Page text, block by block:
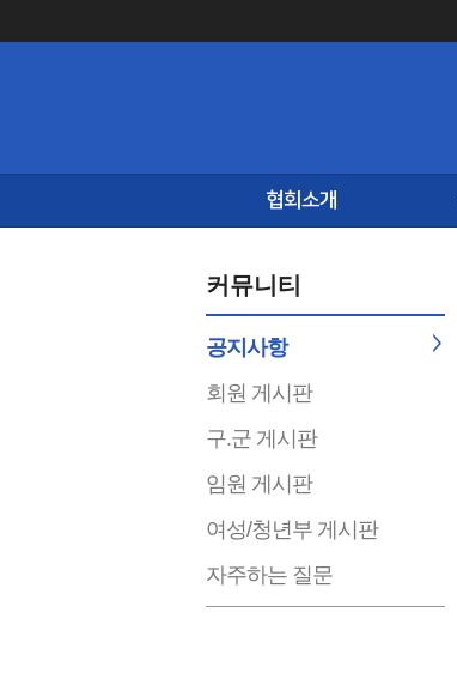
협회소개
커뮤니티
공지사항
회원 게시판
구.군 게시판
임원 게시판
여성/청년부 게시판
자주하는 질문